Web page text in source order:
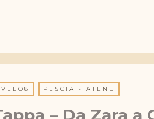
PESCIA - ATENE